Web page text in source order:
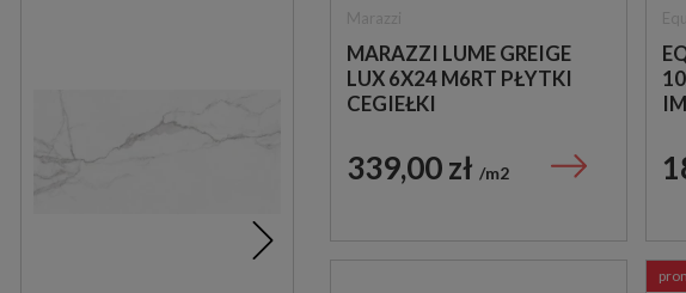
MARAZZI LUME GREIGE
LUX 6X24 M6RT PŁYTKI
CEGIEŁKI
339,00 zł m2